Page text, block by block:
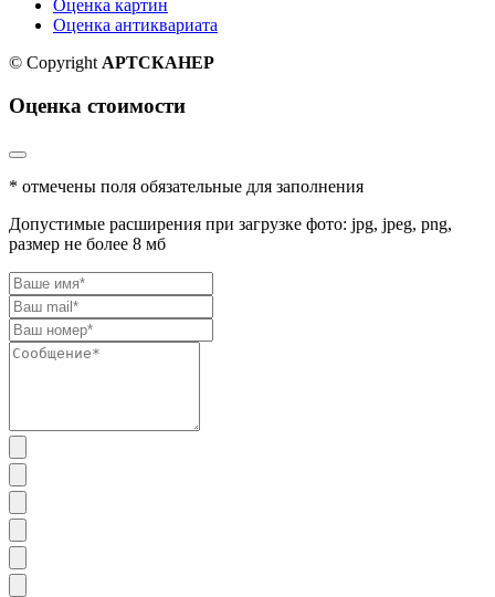
Оценка картин
Оценка антиквариата
© CopyrightАРТСКАНЕР
Оценка стоимости
* отмечены поля обязательные для заполнения
Допустимые расширения при загрузке фото: jpg, jpeg, png,
размер не более 8 мб